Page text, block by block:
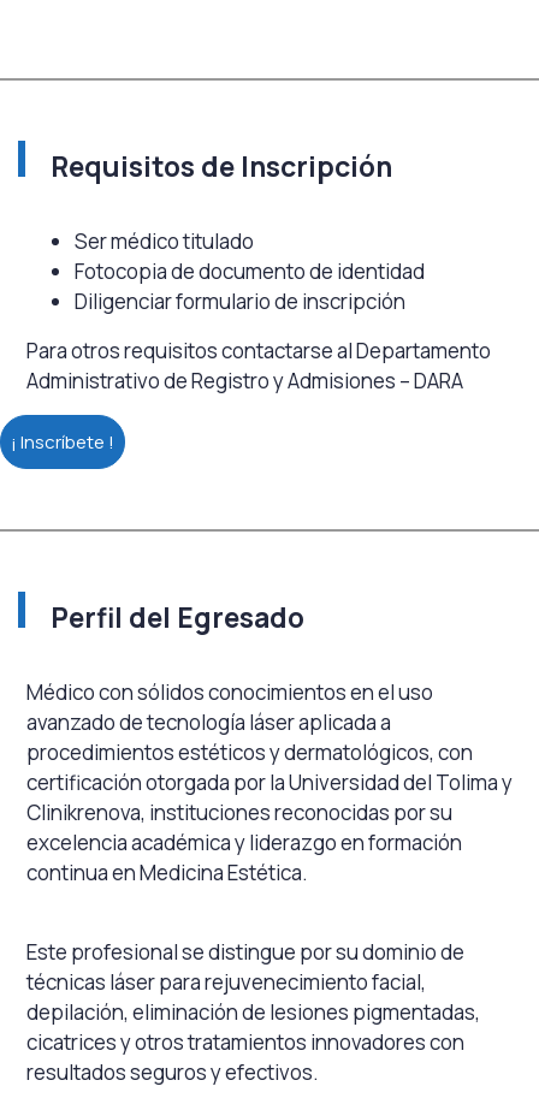
Requisitos de Inscripción
Ser médico titulado
Fotocopia de documento de identidad
Diligenciar formulario de inscripción
Para otros requisitos contactarse al Departamento
Administrativo de Registro y Admisiones – DARA
¡ Inscríbete !
Perfil del Egresado
Médico con sólidos conocimientos en el uso
avanzado de tecnología láser aplicada a
procedimientos estéticos y dermatológicos, con
certificación otorgada por la Universidad del Tolima y
Clinikrenova, instituciones reconocidas por su
excelencia académica y liderazgo en formación
continua en Medicina Estética.
Este profesional se distingue por su dominio de
técnicas láser para rejuvenecimiento facial,
depilación, eliminación de lesiones pigmentadas,
cicatrices y otros tratamientos innovadores con
resultados seguros y efectivos.